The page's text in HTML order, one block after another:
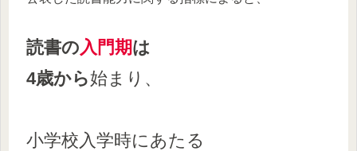
読書の入門期は
4歳から始まり、
小学校入学時にあたる